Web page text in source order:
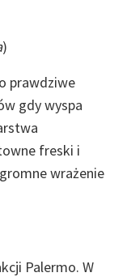
)
prawdziwe
gdy wyspa
freski i
wrażenie
Palermo. W